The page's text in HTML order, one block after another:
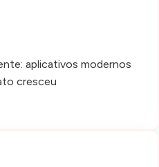
aplicativos modernos
cresceu